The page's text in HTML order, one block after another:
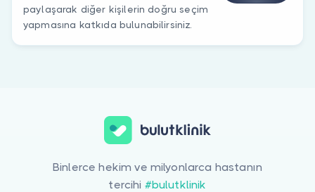
paylaşarak diğer kişilerin doğru seçim
yapmasına katkıda bulunabilirsiniz.
Binlerce hekim ve milyonlarca hastanın
tercihi #bulutklinik